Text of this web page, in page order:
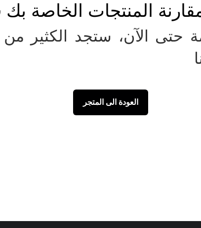
المنتجات الخاصة بك
حتى الآن، ستجد الكثير من
العودة الى المتجر